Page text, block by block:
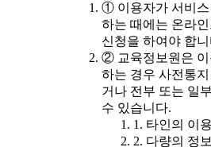
① 이용자가 서비스
하는 때에는 온라
신청을 하여야 합니
② 교육정보원은 이
하는 경우 사전통
거나 전부 또는 일
수 있습니다.
1. 타인의 이
2. 다량의 정